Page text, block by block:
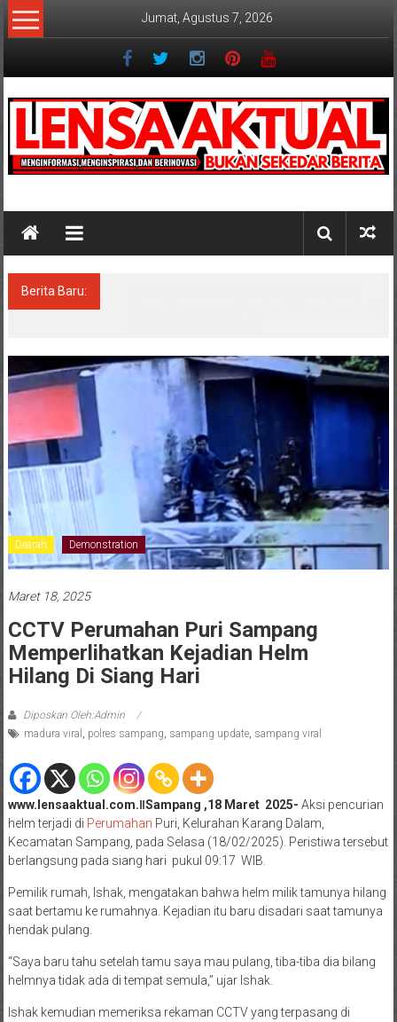
Lompat
ke
Jumat, Agustus 7, 2026
Berita Baru:
Dearah Demonstration
Maret 18, 2025
CCTV Perumahan Puri Sampang
Memperlihatkan Kejadian Helm
Hilang Di Siang Hari
Diposkan Oleh:Admin
madura viral
polres sampang sampang update, sampang viral
www.lensaaktual.com.ǁSampang ,18 Maret 2025- Aksi pencurian
helm terjadi di Perumahan Puri, Kelurahan Karang Dalam,
Kecamatan Sampang, pada Selasa (18/02/2025). Peristiwa tersebut
berlangsung pada siang hari pukul 09:17 WIB.
Pemilik rumah, Ishak, mengatakan bahwa helm milik tamunya hilang
saat bertamu ke rumahnya. Kejadian itu baru disadari saat tamunya
hendak pulang.
“Saya baru tahu setelah tamu saya mau pulang, tiba-tiba dia bilang
helmnya tidak ada di tempat semula,” ujar Ishak.
Ishak kemudian memeriksa rekaman CCTV yang terpasang di